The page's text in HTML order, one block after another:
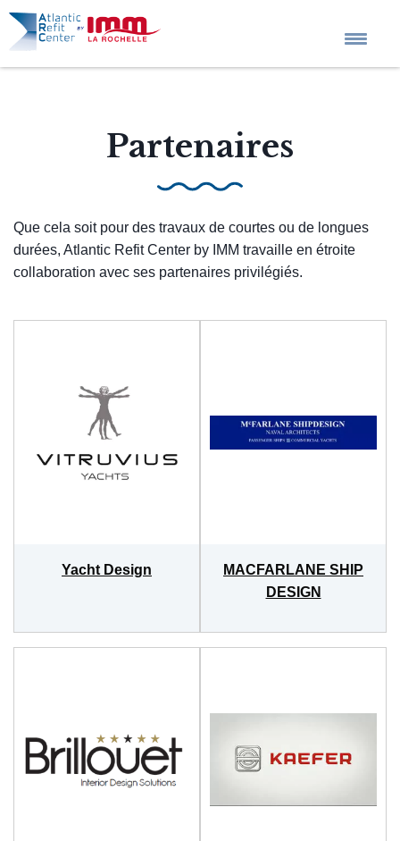
Demander un devis
Partenaires
Que cela soit pour des travaux de courtes ou de longues
durées, Atlantic Refit Center by IMM travaille en étroite
collaboration avec ses partenaires privilégiés.
Yacht Design
MACFARLANE SHIP
DESIGN